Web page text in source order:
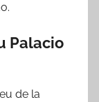
Palacio
de la